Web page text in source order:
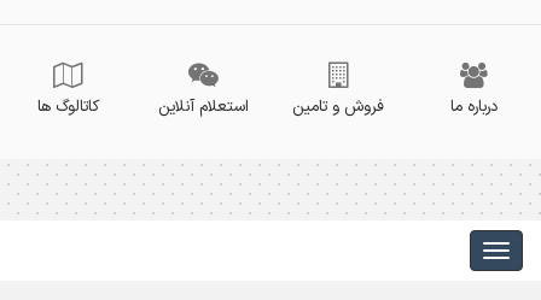
درباره ما فروش و تامین استعلام آنلاین کاتالوگ ها